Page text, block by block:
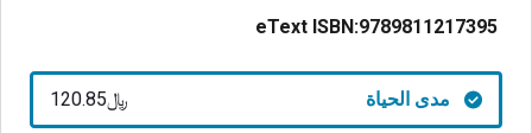
eText ISBN:9789811217395
مدى الحياة ﷼‎120.85